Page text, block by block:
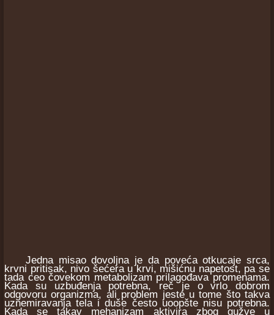
Jedna misao dovoljna je da poveća otkucaje srca,
krvni pritisak, nivo šećera u krvi, mišićnu napetost, pa se
tada ceo čovekom metabolizam prilagođava promenama.
Kada su uzbuđenja potrebna, reč je o vrlo dobrom
odgovoru organizma, ali problem jeste u tome što takva
uznemiravanja tela i duše često uoopšte nisu potrebna.
Kada se takav mehanizam aktivira zbog gužve u